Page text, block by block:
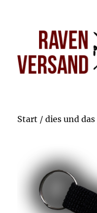
Start /dies und das